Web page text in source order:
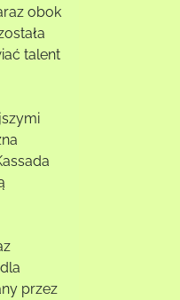
obok
talent
przez